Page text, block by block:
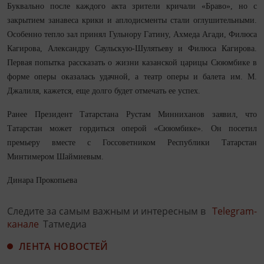
Буквально после каждого акта зрители кричали «Браво», но с
закрытием занавеса крики и аплодисменты стали оглушительными.
Особенно тепло зал принял Гульнору Гатину, Ахмеда Агади, Филюса
Кагирова, Александру Саульскую-Шулятьеву и Филюса Кагирова.
Первая попытка рассказать о жизни казанской царицы Сююмбике в
форме оперы оказалась удачной, а театр оперы и балета им. М.
Джалиля, кажется, еще долго будет отмечать ее успех.
Ранее Президент Татарстана Рустам Минниханов заявил, что
Татарстан может гордиться оперой «Сююмбике». Он посетил
премьеру вместе с Госсоветником Республики Татарстан
Минтимером Шаймиевым.
Динара Прокопьева
Следите за самым важным и интересным в Telegram-
канале Татмедиа
ЛЕНТА НОВОСТЕЙ